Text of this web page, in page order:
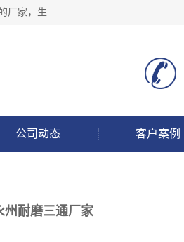
沧州吉轩管道制造有限公司是河北一家专业生产三通、镀锌弯管、弯头、压力容器法兰、锻造法兰、冲压弯头等产品的厂家，生产设备精良，工艺先进，产品规格齐全，售后服务健全。
公司动态 客户案例
州耐磨三通厂家